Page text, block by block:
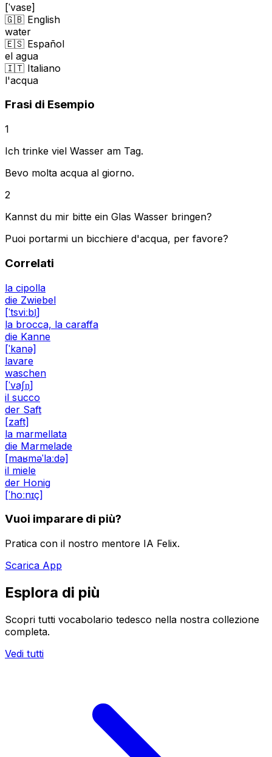
[ˈvasɐ]
🇬🇧 English
water
🇪🇸 Español
el agua
🇮🇹 Italiano
l'acqua
Frasi di Esempio
1
Ich trinke viel Wasser am Tag.
Bevo molta acqua al giorno.
2
Kannst du mir bitte ein Glas Wasser bringen?
Puoi portarmi un bicchiere d'acqua, per favore?
Correlati
la cipolla
die Zwiebel
[ˈtsviːbl̩]
la brocca, la caraffa
die Kanne
[ˈkanə]
lavare
waschen
[ˈvaʃn̩]
il succo
der Saft
[zaft]
la marmellata
die Marmelade
[maʁməˈlaːdə]
il miele
der Honig
[ˈhoːnɪç]
Vuoi imparare di più?
Pratica con il nostro mentore IA Felix.
Scarica App
Esplora di più
Scopri tutti vocabolario tedesco nella nostra collezione
completa.
Vedi tutti